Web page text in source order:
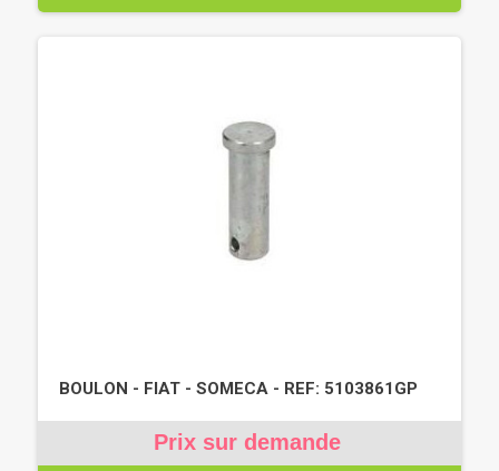
BOULON - FIAT - SOMECA - REF: 5103861GP
Prix sur demande